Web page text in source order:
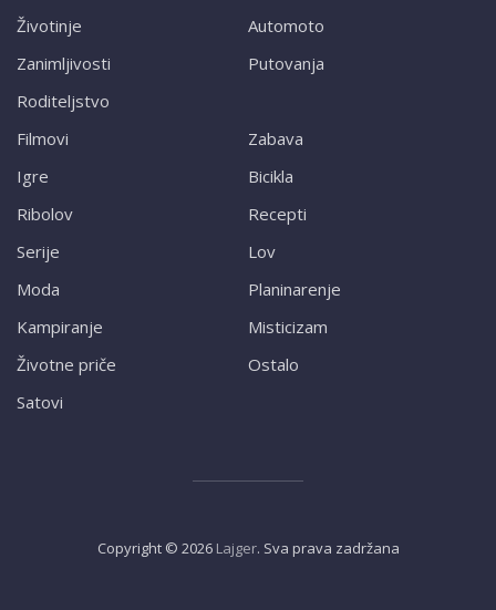
Životinje
Zanimljivosti
Roditeljstvo
Automoto
Putovanja
Filmovi
Igre
Ribolov
Serije
Moda
Kampiranje
Životne priče
Satovi
Zabava
Bicikla
Recepti
Lov
Planinarenje
Misticizam
Ostalo
Copyright © 2026 Lajger. Sva prava zadržana